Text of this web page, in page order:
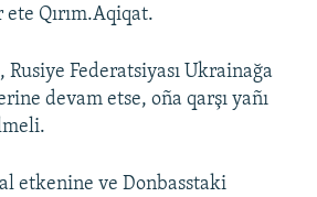
Qırım.Aqiqat.
Rusiye Federatsiyası Ukrainağa
devam etse, oña qarşı yañı
etkenine ve Donbasstaki